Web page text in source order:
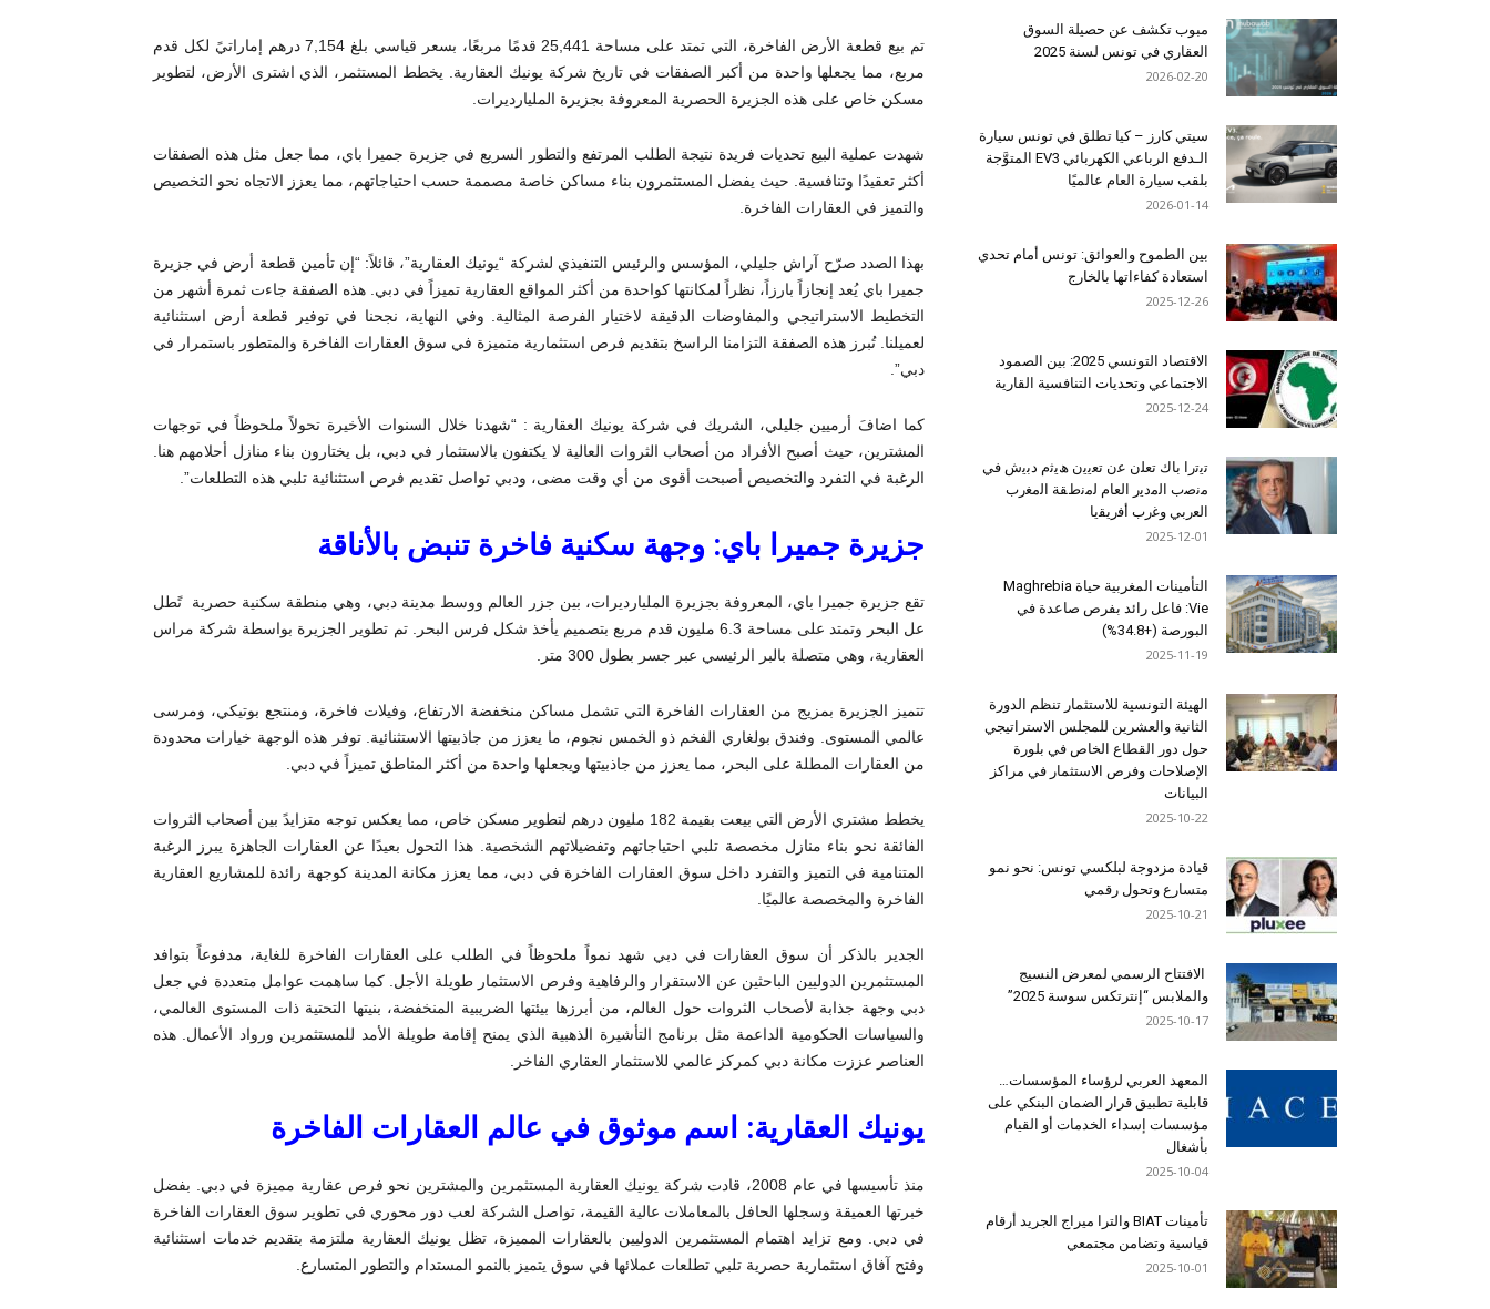
تم بيع قطعة الأرض الفاخرة، التي تمتد على مساحة 25,441 قدمًا مربعًا، بسعر قياسي بلغ 7,154 درهم إماراتيً لكل قدم
مربع، مما يجعلها واحدة من أكبر الصفقات في تاريخ شركة يونيك العقارية. يخطط المستثمر، الذي اشترى الأرض، لتطوير
مسكن خاص على هذه الجزيرة الحصرية المعروفة بجزيرة المليارديرات.
شهدت عملية البيع تحديات فريدة نتيجة الطلب المرتفع والتطور السريع في جزيرة جميرا باي، مما جعل مثل هذه الصفقات
أكثر تعقيدًا وتنافسية. حيث يفضل المستثمرون بناء مساكن خاصة مصممة حسب احتياجاتهم، مما يعزز الاتجاه نحو التخصيص
والتميز في العقارات الفاخرة.
بهذا الصدد صرّح آراش جليلي، المؤسس والرئيس التنفيذي لشركة “يونيك العقارية”، قائلاً: “إن تأمين قطعة أرض في جزيرة
جميرا باي يُعد إنجازاً بارزاً، نظراً لمكانتها كواحدة من أكثر المواقع العقارية تميزاً في دبي. هذه الصفقة جاءت ثمرة أشهر من
التخطيط الاستراتيجي والمفاوضات الدقيقة لاختيار الفرصة المثالية. وفي النهاية، نجحنا في توفير قطعة أرض استثنائية
لعميلنا. تُبرز هذه الصفقة التزامنا الراسخ بتقديم فرص استثمارية متميزة في سوق العقارات الفاخرة والمتطور باستمرار في
دبي”.
كما اضافَ أرميين جليلي، الشريك في شركة يونيك العقارية : “شهدنا خلال السنوات الأخيرة تحولاً ملحوظاً في توجهات
المشترين، حيث أصبح الأفراد من أصحاب الثروات العالية لا يكتفون بالاستثمار في دبي، بل يختارون بناء منازل أحلامهم هنا.
الرغبة في التفرد والتخصيص أصبحت أقوى من أي وقت مضى، ودبي تواصل تقديم فرص استثنائية تلبي هذه التطلعات”.
جزيرة جميرا باي: وجهة سكنية فاخرة تنبض بالأناقة
تقع جزيرة جميرا باي، المعروفة بجزيرة المليارديرات، بين جزر العالم ووسط مدينة دبي، وهي منطقة سكنية حصرية تًطل
عل البحر وتمتد على مساحة 6.3 مليون قدم مربع بتصميم يأخذ شكل فرس البحر. تم تطوير الجزيرة بواسطة شركة مراس
العقارية، وهي متصلة بالبر الرئيسي عبر جسر بطول 300 متر.
تتميز الجزيرة بمزيج من العقارات الفاخرة التي تشمل مساكن منخفضة الارتفاع، وفيلات فاخرة، ومنتجع بوتيكي، ومرسى
عالمي المستوى. وفندق بولغاري الفخم ذو الخمس نجوم، ما يعزز من جاذبيتها الاستثنائية. توفر هذه الوجهة خيارات محدودة
من العقارات المطلة على البحر، مما يعزز من جاذبيتها ويجعلها واحدة من أكثر المناطق تميزاً في دبي.
يخطط مشتري الأرض التي بيعت بقيمة 182 مليون درهم لتطوير مسكن خاص، مما يعكس توجه متزايدً بين أصحاب الثروات
الفائقة نحو بناء منازل مخصصة تلبي احتياجاتهم وتفضيلاتهم الشخصية. هذا التحول بعيدًا عن العقارات الجاهزة يبرز الرغبة
المتنامية في التميز والتفرد داخل سوق العقارات الفاخرة في دبي، مما يعزز مكانة المدينة كوجهة رائدة للمشاريع العقارية
الفاخرة والمخصصة عالميًا.
الجدير بالذكر أن سوق العقارات في دبي شهد نمواً ملحوظاً في الطلب على العقارات الفاخرة للغاية، مدفوعاً بتوافد
المستثمرين الدوليين الباحثين عن الاستقرار والرفاهية وفرص الاستثمار طويلة الأجل. كما ساهمت عوامل متعددة في جعل
دبي وجهة جذابة لأصحاب الثروات حول العالم، من أبرزها بيئتها الضريبية المنخفضة، بنيتها التحتية ذات المستوى العالمي،
والسياسات الحكومية الداعمة مثل برنامج التأشيرة الذهبية الذي يمنح إقامة طويلة الأمد للمستثمرين ورواد الأعمال. هذه
العناصر عززت مكانة دبي كمركز عالمي للاستثمار العقاري الفاخر.
يونيك العقارية: اسم موثوق في عالم العقارات الفاخرة
منذ تأسيسها في عام 2008، قادت شركة يونيك العقارية المستثمرين والمشترين نحو فرص عقارية مميزة في دبي. بفضل
خبرتها العميقة وسجلها الحافل بالمعاملات عالية القيمة، تواصل الشركة لعب دور محوري في تطوير سوق العقارات الفاخرة
في دبي. ومع تزايد اهتمام المستثمرين الدوليين بالعقارات المميزة، تظل يونيك العقارية ملتزمة بتقديم خدمات استثنائية
وفتح آفاق استثمارية حصرية تلبي تطلعات عملائها في سوق يتميز بالنمو المستدام والتطور المتسارع.
مبوب تكشف عن حصيلة السوق
العقاري في تونس لسنة 2025
2026-02-20
سيتي كارز – كيا تطلق في تونس سيارة
الـدفع الرباعي الكهربائي EV3 المتوَّجة
بلقب سيارة العام عالميًا
2026-01-14
بين الطموح والعوائق: تونس أمام تحدي
استعادة كفاءاتها بالخارج
2025-12-26
الاقتصاد التونسي 2025: بين الصمود
الاجتماعي وتحديات التنافسية القارية
2025-12-24
ﺗﯾﺗرا ﺑﺎك ﺗﻌﻠن ﻋن ﺗﻌﯾﯾن ھﯾﺛم دﺑﯾش ﻓﻲ
ﻣﻧﺻب اﻟﻣدﯾر اﻟﻌﺎم ﻟﻣﻧطﻘﺔ اﻟﻣﻐرب
اﻟﻌرﺑﻲ وﻏرب أﻓرﯾﻘﯾﺎ
2025-12-01
التأمينات المغربية حياة Maghrebia
Vie: فاعل رائد بفرص صاعدة في
البورصة (+34.8%)
2025-11-19
الهيئة التونسية للاستثمار تنظم الدورة
الثانية والعشرين للمجلس الاستراتيجي
حول دور القطاع الخاص في بلورة
الإصلاحات وفرص الاستثمار في مراكز
البيانات
2025-10-22
قيادة مزدوجة لبلكسي تونس: نحو نمو
متسارع وتحول رقمي
2025-10-21
الافتتاح الرسمي لمعرض النسيج
والملابس “إنترتكس سوسة 2025”
2025-10-17
المعهد العربي لرؤساء المؤسسات…
قابلية تطبيق قرار الضمان البنكي على
مؤسسات إسداء الخدمات أو القيام
بأشغال
2025-10-04
تأمينات BIAT والترا ميراج الجريد أرقام
قياسية وتضامن مجتمعي
2025-10-01